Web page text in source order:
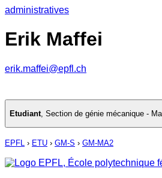
administratives
Erik Maffei
erik.maffei@epfl.ch
Etudiant, Section de génie mécanique -
EPFL › ETU › GM-S › GM-MA2